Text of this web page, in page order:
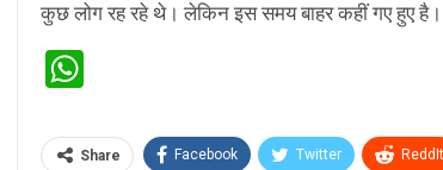
कुछ लोग रह रहे थे। लेकिन इस समय बाहर कहीं गए हुए है।
Share Facebook Twitter ReddIt